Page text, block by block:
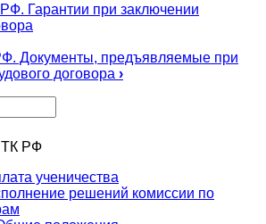
Гарантии при заключении
Документы, предъявляемые при
договора ›
ТК РФ
ученичества
решений комиссии по